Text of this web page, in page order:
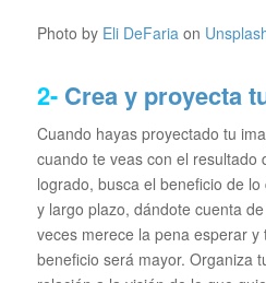
Photo by Eli DeFaria on
2-Crea y proyecta
Cuando hayas proyectado tu
cuando te veas con el resultado
logrado, busca el beneficio de
y largo plazo, dándote cuenta
veces merece la pena esperar
beneficio será mayor. Organiza